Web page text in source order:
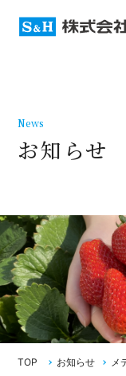
News
お知らせ
TOP お知らせ メ